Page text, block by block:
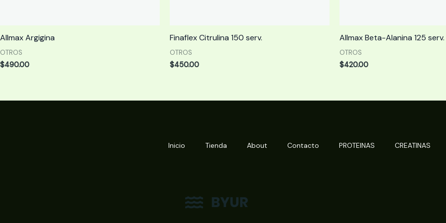
Allmax Argigina
OTROS
$490.00
Finaflex Citrulina 150 serv.
OTROS
$450.00
Allmax Beta-Alanina 125 serv.
OTROS
$420.00
Inicio Tienda About Contacto PROTEINAS CREATINAS